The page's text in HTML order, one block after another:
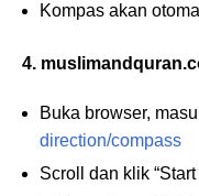
Kompas akan
4.
Buka browser,
direction/compass
Scroll dan klik